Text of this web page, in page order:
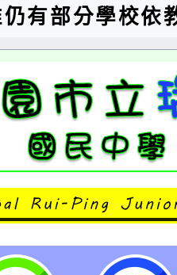
有部分學校依
計者：徐嘉